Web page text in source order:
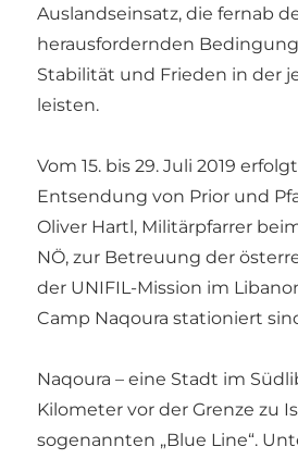
Auslandseinsatz, die fernab
herausfordernden
Stabilität und Frieden in der
leisten.
Vom 15. bis 29. Juli 2019
Entsendung von Prior und
Oliver Hartl, Militärpfarrer
NÖ, zur Betreuung der
der UNIFIL-Mission im
Camp Naqoura stationiert
Naqoura – eine Stadt im
Kilometer vor der Grenze zu
sogenannten „Blue Line“.